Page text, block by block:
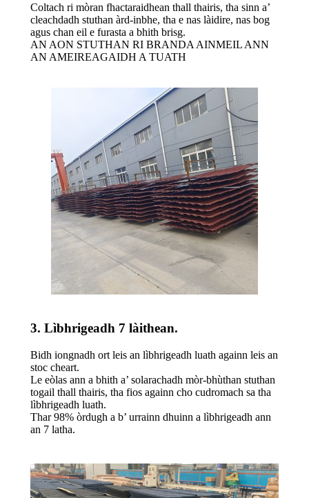
Coltach ri mòran fhactaraidhean thall thairis, tha sinn a’
cleachdadh stuthan àrd-inbhe, tha e nas làidire, nas bog
agus chan eil e furasta a bhith brisg.
AN AON STUTHAN RI BRANDA AINMEIL ANN
AN AMEIREAGAIDH A TUATH
3. Lìbhrigeadh 7 làithean.
Bidh iongnadh ort leis an lìbhrigeadh luath againn leis an
stoc cheart.
Le eòlas ann a bhith a’ solarachadh mòr-bhùthan stuthan
togail thall thairis, tha fios againn cho cudromach sa tha
lìbhrigeadh luath.
Thar 98% òrdugh a b’ urrainn dhuinn a lìbhrigeadh ann
an 7 latha.